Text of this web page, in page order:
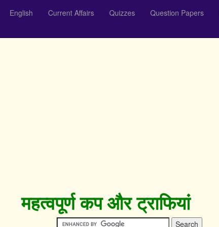
English Current Affairs Quizzes Question Papers
महत्वपूर्ण कप और ट्राफियां